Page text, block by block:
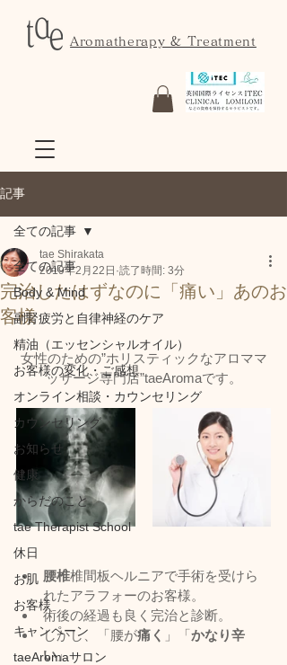
Aromatherapy & Treatment
記事
全ての記事
Body & Mind
副腎疲労と自律神経のケア
精油（エッセンシャルオイル）
お客様の変化・ご感想
オンライン相談・カウンセリング
カウンセリング
お知らせ
健康
からだのこと
tae Therapist School
休日
お肌
お客様
キャンペーン
taeAromaサロン
全ての記事
完治したはずなのに「痛い」あのお
客様
tae Shirakata
2019年2月22日 読了時間: 3分
女性のための”ホリスティックなアロママ
ッサージ専門店”taeAromaです。
腰椎椎間板ヘルニアで手術を受けら
れたアラフォーのお客様。
術後の経過も良く完治と診断。
しかし、「腰が痛く 」「かなり辛
い」